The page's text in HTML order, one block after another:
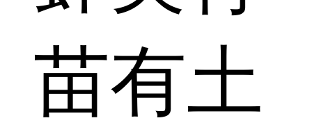
苗有土